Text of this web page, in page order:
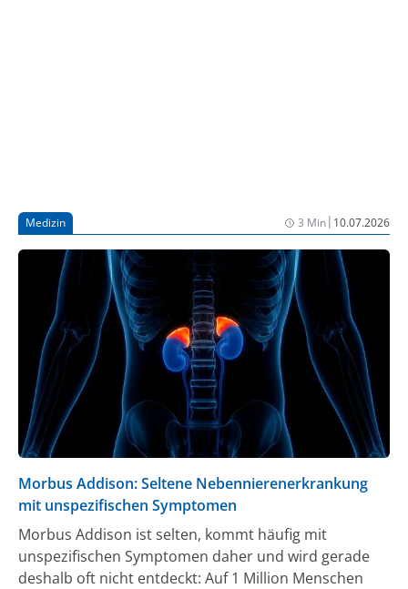
Medizin 3 Min| 10.07.2026
Morbus Addison: Seltene Nebennierenerkrankung
mit unspezifischen Symptomen
Morbus Addison ist selten, kommt häufig mit
unspezifischen Symptomen daher und wird gerade
deshalb oft nicht entdeckt: Auf 1 Million Menschen